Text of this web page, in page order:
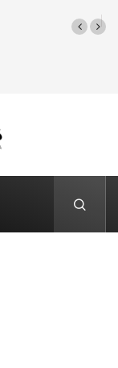
para
lo retro